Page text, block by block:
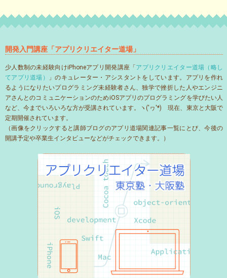
開発入門講座「アプリクリエイター道場」
少人数制の未経験向けiPhoneアプリ開発講座「 アプリクリエイター道場（略し
てアプリ道場）
」のキュレーター・アシスタントをしています。アプリを作れ
るようになりたいプログラミング未経験者さん、独学で挫折した人やエンジニ
アさんとのコミュニケーションのためiOSアプリのプログラミングを学びたい人
など、今までいろいろな方が受講されています。ヽ('ヮ'*)ゝ現在、東京と大阪で
定期開催されています。
（画像をクリックすると講師ブログのアプリ道場関連記事一覧にとび、今後の
開講予定や卒業生インタビューなどがチェックできます。）